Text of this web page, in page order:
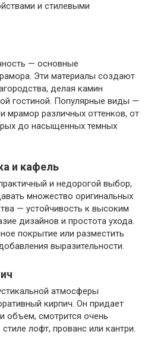
и стилевыми
— основные
Эти материалы создают
делая камин
гостиной. Популярные виды —
мрамор различных оттенков, от
до насыщенных темных
и кафель
и недорогой выбор,
множество оригинальных
— устойчивость к высоким
дизайнов и простота ухода.
покрытие или разместить
выразительности.
атмосферы
кирпич. Он придает
объем, смотрится очень
лофт, прованс или кантри.